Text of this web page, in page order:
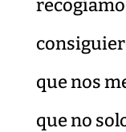
que nos
que no